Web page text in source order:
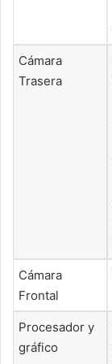
Cámara
Trasera
Cámara
Frontal
Procesador y
gráfico